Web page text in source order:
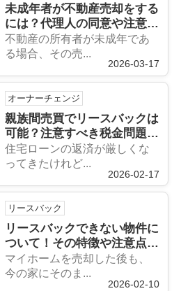
未成年者が不動産売却をする
には？代理人の同意や注意点
についても解説
不動産の所有者が未成年であ
る場合、その売...
2026-03-17
オーナーチェンジ
親族間売買でリースバックは
可能？注意すべき税金問題に
ついても解説
住宅ローンの返済が厳しくな
ってきたけれど...
2026-02-17
リースバック
リースバックできない物件に
ついて！その特徴や注意点も
解説
マイホームを売却した後も、
今の家にそのま...
2026-02-10